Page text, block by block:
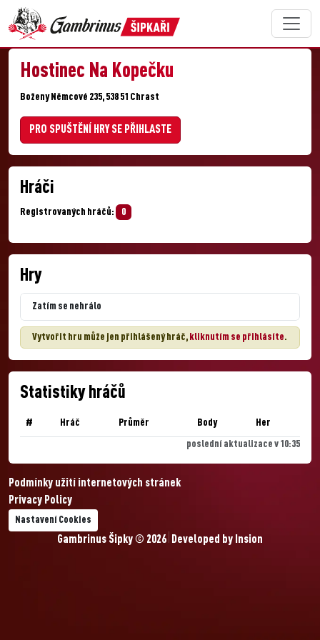
Hostinec Na Kopečku
Boženy Němcové 235, 538 51 Chrast
PRO SPUŠTĚNÍ HRY SE PŘIHLASTE
Hráči
Registrovaných hráčů: 0
Hry
Zatím se nehrálo
Vytvořit hru může jen přihlášený hráč, kliknutím se přihlásíte.
Statistiky hráčů
# Hráč Průměr Body Her
poslední aktualizace v 10:35
Podmínky užití internetových stránek
Privacy Policy
Nastavení Cookies
Gambrinus Šipky © 2026 Developed by Insion